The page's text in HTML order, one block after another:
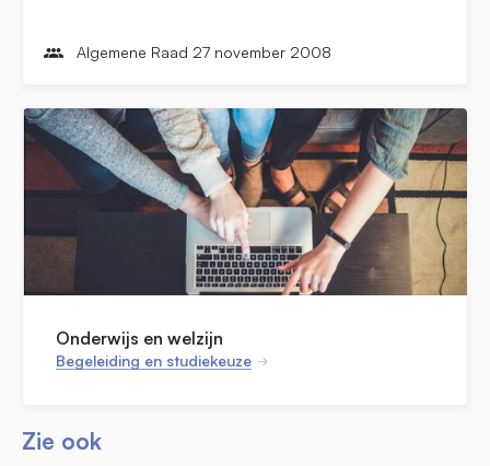
Algemene Raad 27 november 2008
Onderwijs en welzijn
Begeleiding en studiekeuze
Zie ook